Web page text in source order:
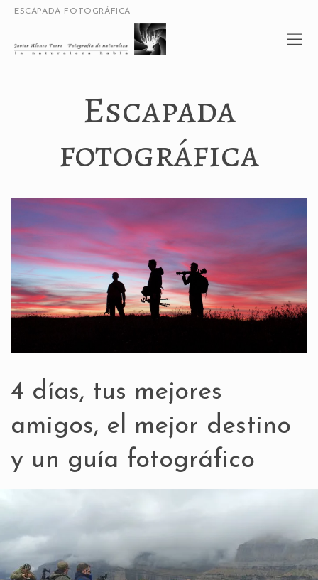
ESCAPADA FOTOGRÁFICA
Escapada
fotográfica
4 días, tus mejores
amigos, el mejor destino
y un guía fotográfico